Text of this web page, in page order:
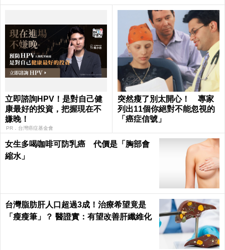
立即諮詢HPV！是對自己健
康最好的投資，把握現在不
嫌晚！
PR．台灣癌症基金會
突然瘦了別太開心！ 專家
列出11個你絕對不能忽視的
「癌症信號」
女生多喝咖啡可防乳癌 代價是「胸部會
縮水」
台灣脂肪肝人口超過3成！治療希望竟是
「瘦瘦筆」？ 醫證實：有望改善肝纖維化